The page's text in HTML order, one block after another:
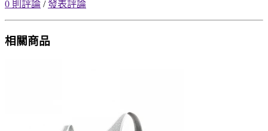
0 則評論 /發表評論
相關商品